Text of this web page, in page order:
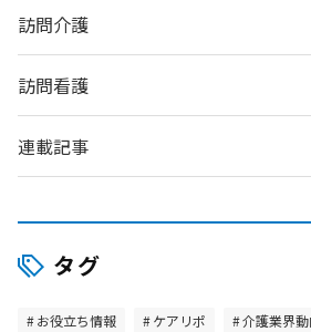
訪問介護
訪問看護
連載記事
タグ
お役立ち情報 ケアリポ 介護業界